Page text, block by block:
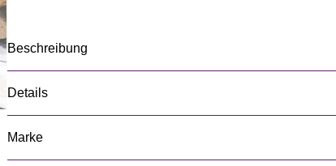
Beschreibung
Details
Marke